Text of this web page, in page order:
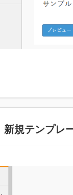
新規テンプレ